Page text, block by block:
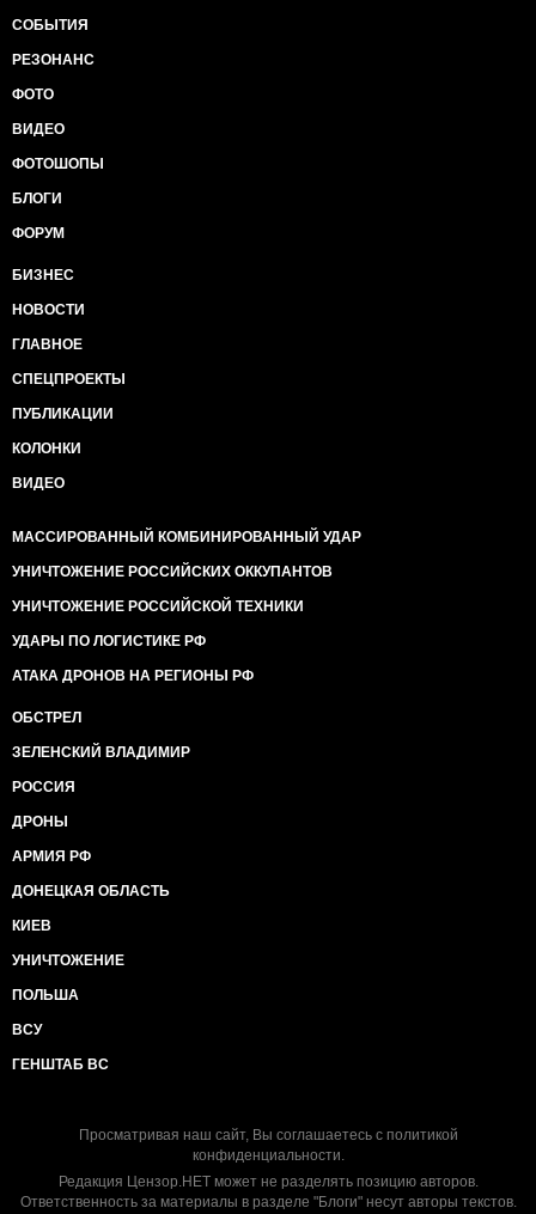
СОБЫТИЯ
РЕЗОНАНС
ФОТО
ВИДЕО
ФОТОШОПЫ
БЛОГИ
ФОРУМ
БИЗНЕС
НОВОСТИ
ГЛАВНОЕ
СПЕЦПРОЕКТЫ
ПУБЛИКАЦИИ
КОЛОНКИ
ВИДЕО
МАССИРОВАННЫЙ КОМБИНИРОВАННЫЙ УДАР
УНИЧТОЖЕНИЕ РОССИЙСКИХ ОККУПАНТОВ
УНИЧТОЖЕНИЕ РОССИЙСКОЙ ТЕХНИКИ
УДАРЫ ПО ЛОГИСТИКЕ РФ
АТАКА ДРОНОВ НА РЕГИОНЫ РФ
ОБСТРЕЛ
ЗЕЛЕНСКИЙ ВЛАДИМИР
РОССИЯ
ДРОНЫ
АРМИЯ РФ
ДОНЕЦКАЯ ОБЛАСТЬ
КИЕВ
УНИЧТОЖЕНИЕ
ПОЛЬША
ВСУ
ГЕНШТАБ ВС
Просматривая наш сайт, Вы соглашаетесь с политикой
конфиденциальности.
Редакция Цензор.НЕТ может не разделять позицию авторов.
Ответственность за материалы в разделе "Блоги" несут авторы текстов.